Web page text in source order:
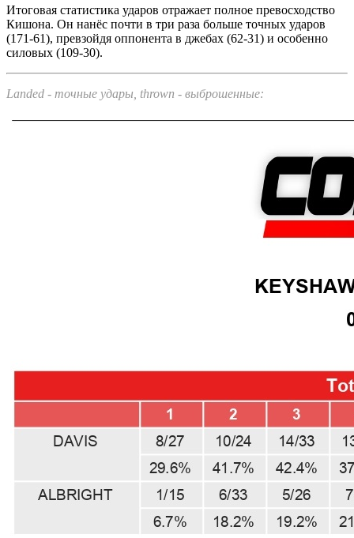
Итоговая статистика ударов отражает полное превосходство
Кишона. Он нанёс почти в три раза больше точных ударов
(171-61), превзойдя оппонента в джебах (62-31) и особенно
силовых (109-30).
Landed - точные удары, thrown - выброшенные: